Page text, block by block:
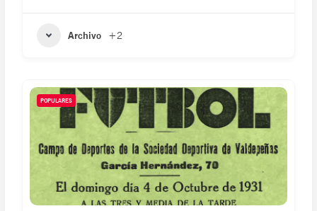
Archivo +2
POPULARES